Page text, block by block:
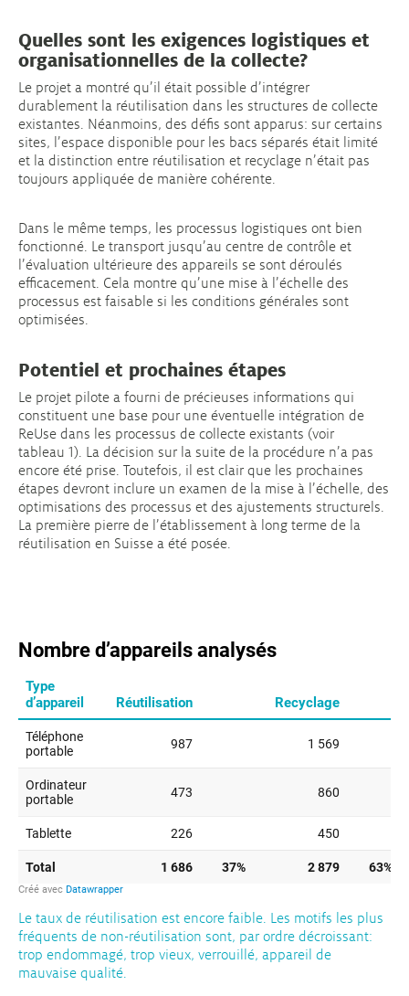
Quelles sont les exigences logistiques et
organisationnelles de la collecte?
Le projet a montré qu’il était possible d’intégrer
durablement la réutilisation dans les structures de collecte
existantes. Néanmoins, des défis sont apparus: sur certains
sites, l’espace disponible pour les bacs séparés était limité
et la distinction entre réutilisation et recyclage n’était pas
toujours appliquée de manière cohérente.
Dans le même temps, les processus logistiques ont bien
fonctionné. Le transport jusqu’au centre de contrôle et
l’évaluation ultérieure des appareils se sont déroulés
efficacement. Cela montre qu’une mise à l’échelle des
processus est faisable si les conditions générales sont
optimisées.
Potentiel et prochaines étapes
Le projet pilote a fourni de précieuses informations qui
constituent une base pour une éventuelle intégration de
ReUse dans les processus de collecte existants (voir
tableau 1). La décision sur la suite de la procédure n’a pas
encore été prise. Toutefois, il est clair que les prochaines
étapes devront inclure un examen de la mise à l’échelle, des
optimisations des processus et des ajustements structurels.
La première pierre de l’établissement à long terme de la
réutilisation en Suisse a été posée.
Le taux de réutilisation est encore faible. Les motifs les plus
fréquents de non-réutilisation sont, par ordre décroissant:
trop endommagé, trop vieux, verrouillé, appareil de
mauvaise qualité.